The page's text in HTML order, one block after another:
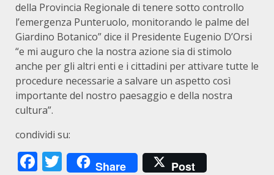
della Provincia Regionale di tenere sotto controllo
l’emergenza Punteruolo, monitorando le palme del
Giardino Botanico” dice il Presidente Eugenio D’Orsi
“e mi auguro che la nostra azione sia di stimolo
anche per gli altri enti e i cittadini per attivare tutte le
procedure necessarie a salvare un aspetto così
importante del nostro paesaggio e della nostra
cultura”.
condividi su:
Facebook
Twitter
Share Post